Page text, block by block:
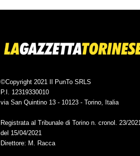
©Copyright 2021 Il PunTo SRLS
P.I. 12319330010
via San Quintino 13 - 10123 - Torino, Italia
Registrata al Tribunale di Torino n. cronol. 23/
del 15/04/2021
Direttore: M. Racca